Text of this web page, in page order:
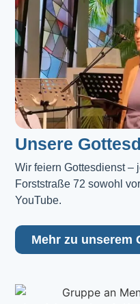
Unsere
Wir feiern Gottesdienst –
Forststraße 72 sowohl
YouTube.
Mehr zu unserem